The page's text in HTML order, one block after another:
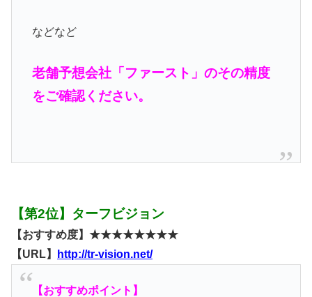
などなど
老舗予想会社「ファースト」のその精度
をご確認ください。
【第2位】ターフビジョン
【おすすめ度】★★★★★★★★
【URL】
http://tr-vision.net/
【おすすめポイント】